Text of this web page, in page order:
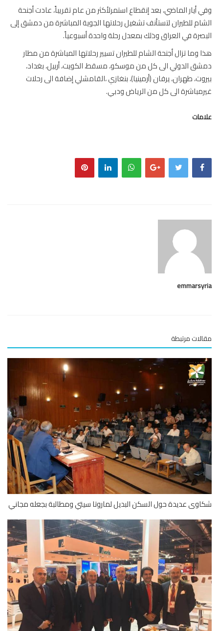
أيار الماضي، بعد إنقطاع استمرلأكثر من عام تقريباً، عادت أجنحة
للطيران لتستأنف تشغيل رحلاتها الجوية المباشرة من دمشق إلى
في العراق وذلك بمعدل رحلة واحدة أسبوعياً.
وما تزال أجنحة الشام للطيران تسيير رحلاتها المباشرة من مطار
الدولي الى كل من موسكو، مسقط، الكويت، أربيل، بغداد،
طهران، يرفان (أرمينيا)، بنغازي ،القامشلي إضافة الى رحلات
الى كل من الرياض ودبي.
مرتبطة
عديدة حول السكن البديل لماروتا سيتي ومطالبة بجعله مجاني